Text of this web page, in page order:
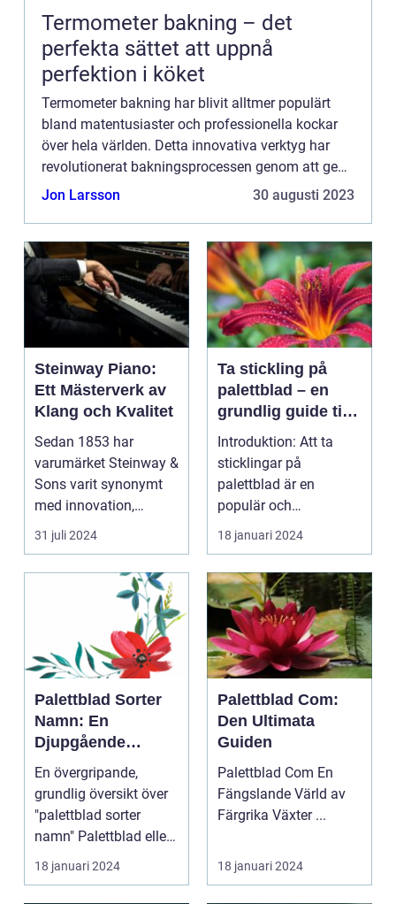
Termometer bakning – det
perfekta sättet att uppnå
perfektion i köket
Termometer bakning har blivit alltmer populärt
bland matentusiaster och professionella kockar
över hela världen. Detta innovativa verktyg har
revolutionerat bakningsprocessen genom att ge
exakta temperaturmätningar, vilket leder till
Jon Larsson 30 augusti 2023
Steinway Piano:
Ett Mästerverk av
Klang och Kvalitet
Sedan 1853 har
varumärket Steinway &
Sons varit synonymt
med innovation,
excellens och oupp...
31 juli 2024
Ta stickling på
palettblad – en
grundlig guide till
framgångsrik
förökning
Introduktion: Att ta
sticklingar på
palettblad är en
populär och
spännande metod för
att föröka och...
18 januari 2024
Palettblad Sorter
Namn: En
Djupgående
Översikt
En övergripande,
grundlig översikt över
"palettblad sorter
namn" Palettblad eller
Coleus är en popu...
18 januari 2024
Palettblad Com:
Den Ultimata
Guiden
Palettblad Com En
Fängslande Värld av
Färgrika Växter ...
18 januari 2024